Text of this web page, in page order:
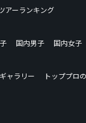
アーランキング
国内男子
国内女子
ャラリー
トッププロ